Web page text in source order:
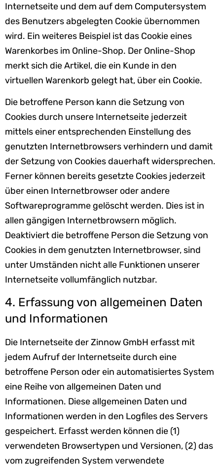
Internetseite und dem auf dem Computersystem
des Benutzers abgelegten Cookie übernommen
wird. Ein weiteres Beispiel ist das Cookie eines
Warenkorbes im Online-Shop. Der Online-Shop
merkt sich die Artikel, die ein Kunde in den
virtuellen Warenkorb gelegt hat, über ein Cookie.
Die betroffene Person kann die Setzung von
Cookies durch unsere Internetseite jederzeit
mittels einer entsprechenden Einstellung des
genutzten Internetbrowsers verhindern und damit
der Setzung von Cookies dauerhaft widersprechen.
Ferner können bereits gesetzte Cookies jederzeit
über einen Internetbrowser oder andere
Softwareprogramme gelöscht werden. Dies ist in
allen gängigen Internetbrowsern möglich.
Deaktiviert die betroffene Person die Setzung von
Cookies in dem genutzten Internetbrowser, sind
unter Umständen nicht alle Funktionen unserer
Internetseite vollumfänglich nutzbar.
4. Erfassung von allgemeinen Daten
und Informationen
Die Internetseite der Zinnow GmbH erfasst mit
jedem Aufruf der Internetseite durch eine
betroffene Person oder ein automatisiertes System
eine Reihe von allgemeinen Daten und
Informationen. Diese allgemeinen Daten und
Informationen werden in den Logfiles des Servers
gespeichert. Erfasst werden können die (1)
verwendeten Browsertypen und Versionen, (2) das
vom zugreifenden System verwendete